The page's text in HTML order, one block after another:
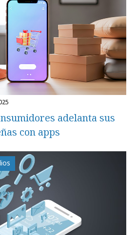
adelanta sus
con apps